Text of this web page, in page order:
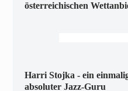
österreichischen
Harri Stojka - ein
absoluter Jazz-Guru